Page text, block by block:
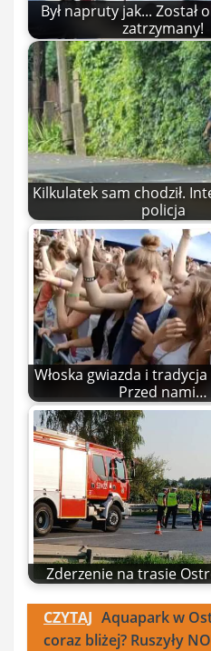
Był napruty jak... Został
zatrzymany!
Kilkulatek sam chodził.
policja
Włoska gwiazda i
Przed nami…
Zderzenie na trasie
CZYTAJ Aquapark w
coraz bliżej? Ruszyły